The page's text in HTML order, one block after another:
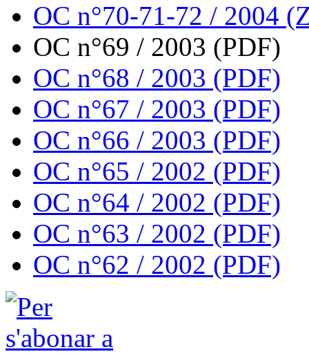
OC n°70-71-72 / 2004
OC n°69 / 2003 (PDF)
OC n°68 / 2003 (PDF)
OC n°67 / 2003 (PDF)
OC n°66 / 2003 (PDF)
OC n°65 / 2002 (PDF)
OC n°64 / 2002 (PDF)
OC n°63 / 2002 (PDF)
OC n°62 / 2002 (PDF)